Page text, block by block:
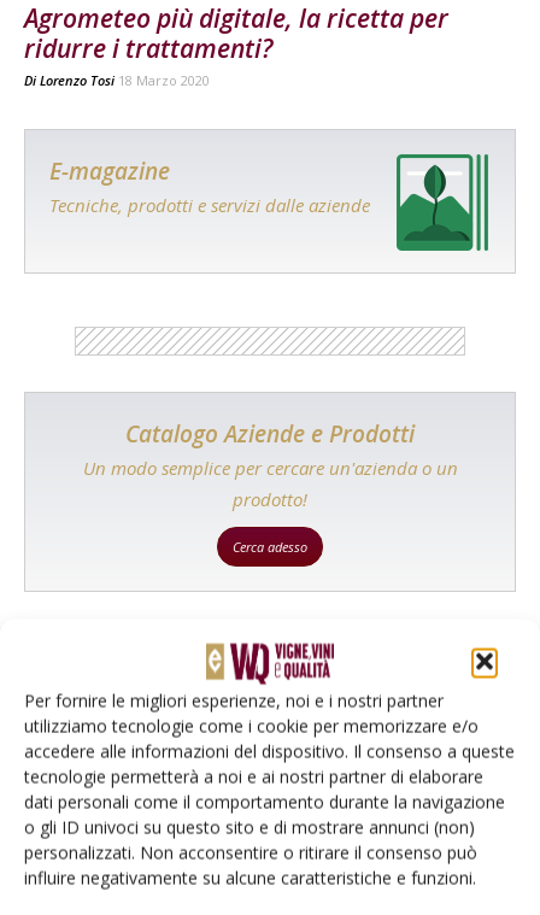
Per fornire le migliori esperienze, noi e i nostri partner
utilizziamo tecnologie come i cookie per memorizzare e/o
accedere alle informazioni del dispositivo. Il consenso a queste
tecnologie permetterà a noi e ai nostri partner di elaborare
dati personali come il comportamento durante la navigazione
o gli ID univoci su questo sito e di mostrare annunci (non)
personalizzati. Non acconsentire o ritirare il consenso può
influire negativamente su alcune caratteristiche e funzioni.
Agrometeo più digitale, la ricetta per
ridurre i trattamenti?
Di Lorenzo Tosi 18 Marzo 2020
E-magazine
Tecniche, prodotti e servizi dalle aziende
Catalogo Aziende e Prodotti
Un modo semplice per cercare un'azienda o un
prodotto!
Cerca adesso
L'Esperto risponde
I consigli di Terra e Vita agli agricoltori
Cerca adesso